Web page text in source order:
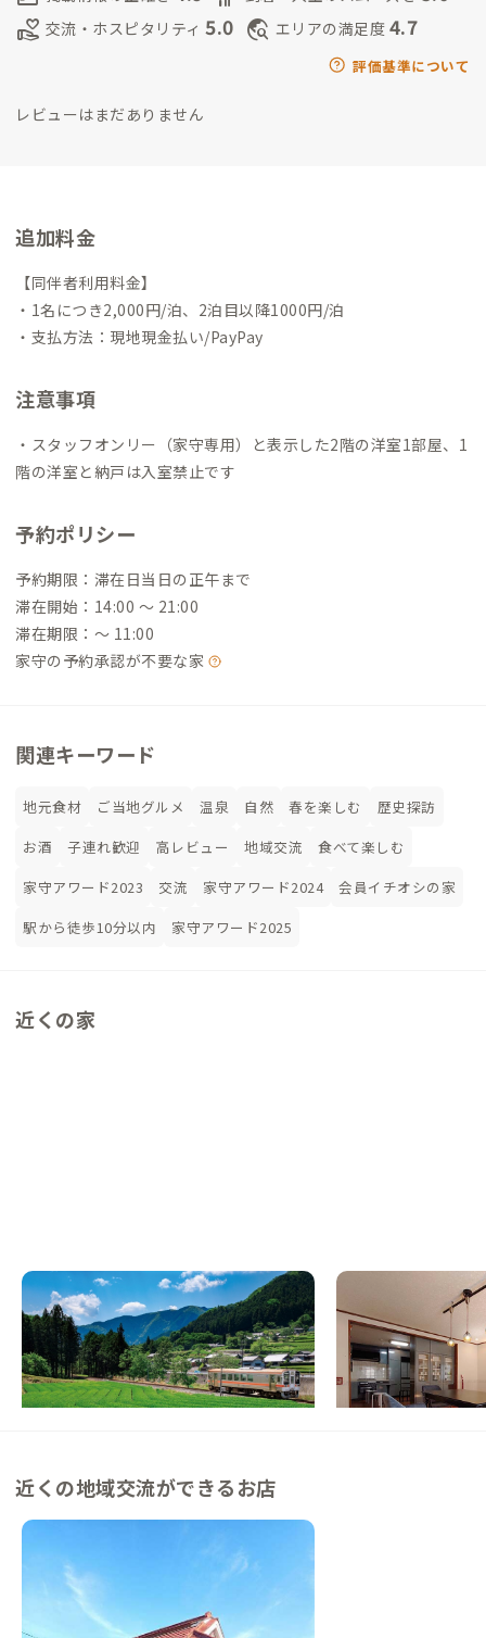
伊賀人とのご縁紡ぎオープン前にDIY師匠を探す中、クルマで15
分の地に奈良から移住し古民家再生中の方に出会え、以来ご縁
すると古民家暮らしやDIY好きの方とご縁
民家ネットワーク」ができています。
ただきながらの活動は、20代も参加する地域団体「いがグラフ
ィー」で焦らずボチボチと若者にも継承していきます。
ga.localgraphy.jp/
3年目！お城・忍者だけでなく、おもろいヒトに興味があれば、
伊賀人ツアーご一緒します！https://www.iga-guide.com/sho
volunteer_activism 交流・ホスピタリティ 5.0 travel_explore エリアの満足度 4.7
評価基準について
レビューはまだありません
追加料金
【同伴者利用料金】
・1名につき2,000円/泊、2泊目以降1000円/泊
・支払方法：現地現金払い/PayPay
注意事項
・スタッフオンリー（家守専用）と表示した2階の洋室1部屋、1
階の洋室と納戸は入室禁止です
予約ポリシー
予約期限：滞在日当日の正午まで
滞在開始：14:00 〜 21:00
滞在期限：〜 11:00
家守の予約承認が不要な家
関連キーワード
地元食材 ご当地グルメ 温泉 自然 春を楽しむ
歴史探訪
お酒
子連れ歓迎 高レビュー 地域交流
食べて楽しむ
家守アワード2023
交流 家守アワード2024
会員イチオシの家
駅から徒歩10分以内
家守アワード2025
近くの家
NEW 津A邸
三重県 戸建て
【伊勢本街道の宿場】鳥の声で目覚め、川の
音と眠る山里の家
この家からの距離 29km
大和西大寺A邸
奈良県 戸建て
【なんば・京都まで
料理を楽しめる家
この家からの距離 33km
近くの地域交流ができるお店